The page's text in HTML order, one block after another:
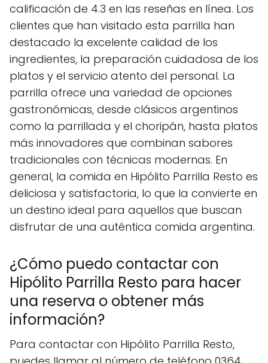
calificación de 4.3 en las reseñas en línea. Los
clientes que han visitado esta parrilla han
destacado la excelente calidad de los
ingredientes, la preparación cuidadosa de los
platos y el servicio atento del personal. La
parrilla ofrece una variedad de opciones
gastronómicas, desde clásicos argentinos
como la parrillada y el choripán, hasta platos
más innovadores que combinan sabores
tradicionales con técnicas modernas. En
general, la comida en Hipólito Parrilla Resto es
deliciosa y satisfactoria, lo que la convierte en
un destino ideal para aquellos que buscan
disfrutar de una auténtica comida argentina.
¿Cómo puedo contactar con
Hipólito Parrilla Resto para hacer
una reserva o obtener más
información?
Para contactar con Hipólito Parrilla Resto,